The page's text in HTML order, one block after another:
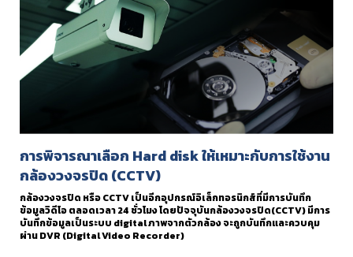
การพิจารณาเลือก Hard disk ให้เหมาะกับการใช้งาน
กล้องวงจรปิด (CCTV)
กล้องวงจรปิด หรือ CCTV เป็นอีกอุปกรณ์อิเล็กทอรนิกส์ที่มีการบันทึก
ข้อมูลวิดีโอ ตลอดเวลา 24 ชั่วโมง โดยปัจจุบันกล้องวงจรปิด(CCTV) มีการ
บันทึกข้อมูลเป็นระบบ digital ภาพจากตัวกล้อง จะถูกบันทึกและควบคุม
ผ่าน DVR (Digital Video Recorder)